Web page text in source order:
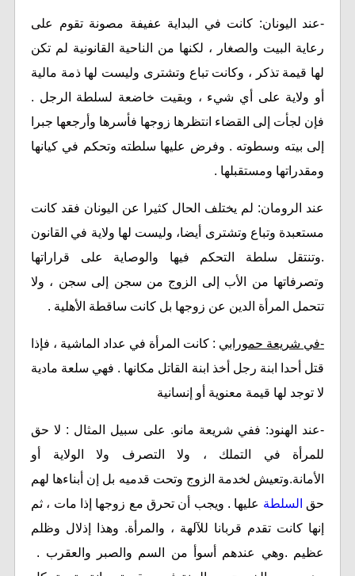
-عند اليونان: كانت في البداية عفيفة مصونة تقوم على
رعاية البيت والصغار ، لكنها من الناحية القانونية لم تكن
لها قيمة تذكر ، وكانت تباع وتشترى وليست لها ذمة مالية
أو ولاية على أي شيء ، وبقيت خاضعة لسلطة الرجل .
فإن لجأت إلى القضاء انتظرها زوجها فأسرها وأرجعها جبرا
إلى بيته وسطوته . وفرض عليها سلطته وتحكم في كيانها
ومقدراتها ومستقبلها .
عند الرومان: لم يختلف الحال كثيرا عن اليونان فقد كانت
مستعبدة وتباع وتشترى أيضا، وليست لها ولاية في القانون
.وتنتقل سلطة التحكم فيها والوصاية على قراراتها
وتصرفاتها من الأب إلى الزوج من سجن إلى سجن ، ولا
تتحمل المرأة الدين عن زوجها بل كانت ساقطة الأهلية .
-في شريعة حمورابي : كانت المرأة في عداد الماشية ، فإذا
قتل أحدا ابنة رجل أخذ ابنة القاتل مكانها . فهي سلعة مادية
لا توجد لها قيمة معنوية أو إنسانية
-عند الهنود: ففي شريعة مانو. على سبيل المثال : لا حق
للمرأة في التملك ، ولا التصرف ولا الولاية أو
الأمانة.وتعيش لخدمة الزوج وتحت قدميه بل إن أبناءها لهم
حق السلطة عليها . ويجب أن تحرق مع زوجها إذا مات ، ثم
إنها كانت تقدم قربانا للآلهة ، والمرأة. وهذا إذلال وظلم
عظيم .وهي عندهم أسوأ من السم والصبر والعقرب .